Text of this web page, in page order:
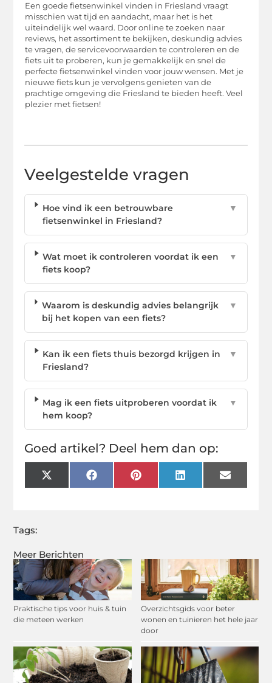
Meer Berichten
Praktische tips voor huis & tuin
die meteen werken
Overzichtsgids voor beter
wonen en tuinieren het hele jaar
door
Een goede fietsenwinkel vinden in Friesland vraagt
misschien wat tijd en aandacht, maar het is het
uiteindelijk wel waard. Door online te zoeken naar
reviews, het assortiment te bekijken, deskundig advies
te vragen, de servicevoorwaarden te controleren en de
fiets uit te proberen, kun je gemakkelijk en snel de
perfecte fietsenwinkel vinden voor jouw wensen. Met je
nieuwe fiets kun je vervolgens genieten van de
prachtige omgeving die Friesland te bieden heeft. Veel
plezier met fietsen!
Veelgestelde vragen
Hoe vind ik een betrouwbare
fietsenwinkel in Friesland?
▼
Wat moet ik controleren voordat ik een
fiets koop?
▼
Waarom is deskundig advies belangrijk
bij het kopen van een fiets?
▼
Kan ik een fiets thuis bezorgd krijgen in
Friesland?
▼
Mag ik een fiets uitproberen voordat ik
hem koop?
▼
Goed artikel? Deel hem dan op:
X
(Twitter)
FacebookPinterest LinkedIn Email
Tags: